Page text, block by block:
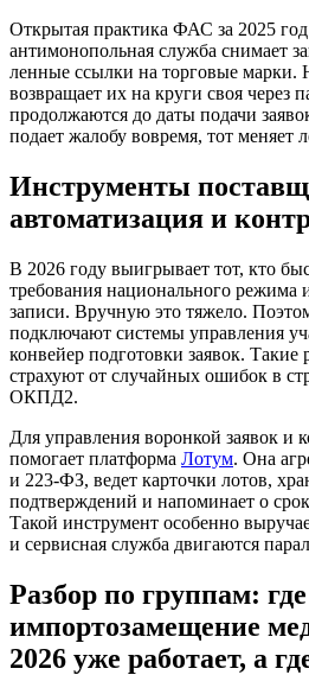
Открытая практика ФАС за 2025 год
антимонопольная служба снимает
ленные ссылки на торговые марки.
возвращает их на круги своя через
продолжаются до даты подачи
подает жалобу вовремя, тот меняет
Инструменты
автоматизация и
В 2026 году выигрывает тот, кто
требования национального режима
записи. Вручную это тяжело.
подключают системы управления
конвейер подготовки заявок.
страхуют от случайных ошибок в
ОКПД2.
Для управления воронкой заявок и
помогает платформа Лотум. Она
и 223-ФЗ, ведет карточки лотов,
подтверждений и напоминает о
Такой инструмент особенно
и сервисная служба двигаются
Разбор по группам: где
импортозамещение
2026 уже работает, а